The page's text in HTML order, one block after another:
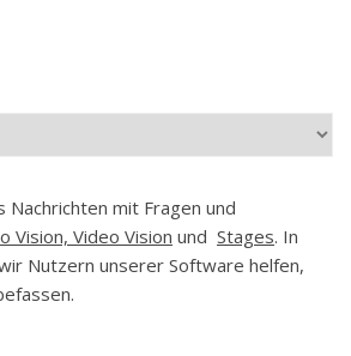
Nachrichten mit Fragen und
Vision, Video Vision und Stages. In
Nutzern unserer Software helfen,